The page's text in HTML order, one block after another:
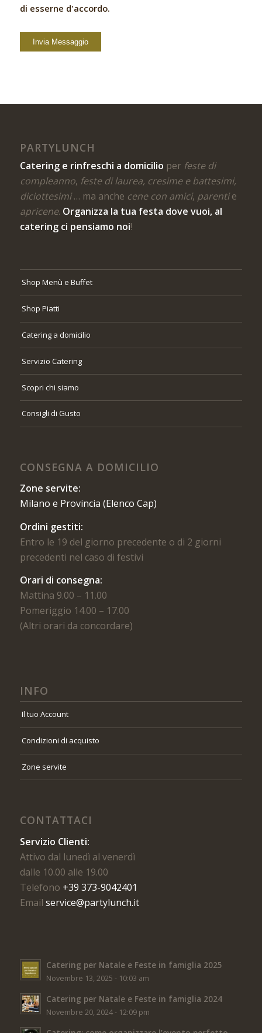
di esserne d'accordo.
PARTYLUNCH
Catering e rinfreschi a domicilio per feste di
compleanno, feste di laurea, cresime e battesimi,
diciottesimi… ma anche cene con amici, parentie
apricene. Organizza la tua festa dove vuoi, al
catering ci pensiamo noi!
Shop Menù e Buffet
Shop Piatti
Catering a domicilio
Servizio Catering
Scopri chi siamo
Consigli di Gusto
CONSEGNA A DOMICILIO
Zone servite:
Milano e Provincia (Elenco Cap)
Ordini gestiti:
Entro le 19 del giorno precedente o di 2 giorni
precedenti nel caso di festivi
Orari di consegna:
Mattina 9.00 – 11.00
Pomeriggio 14.00 – 17.00
(Altri orari da concordare)
INFO
Il tuo Account
Condizioni di acquisto
Zone servite
CONTATTACI
Servizio Clienti:
Attivo dal lunedì al venerdì
dalle 10.00 alle 19.00
Telefono +39 373-9042401
Email service@partylunch.it
Catering per Natale e Feste in famiglia 2025
Novembre 13, 2025 - 10:03 am
Catering per Natale e Feste in famiglia 2024
Novembre 20, 2024 - 12:09 pm